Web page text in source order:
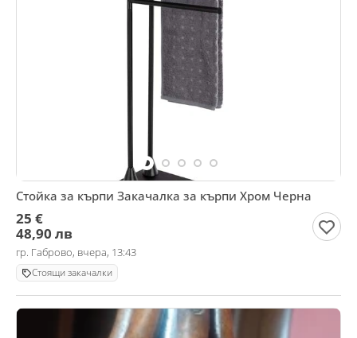
Стойка за кърпи Закачалка за кърпи Хром Черна
25 €
48,90 лв
гр. Габрово, вчера, 13:43
Стоящи закачалки